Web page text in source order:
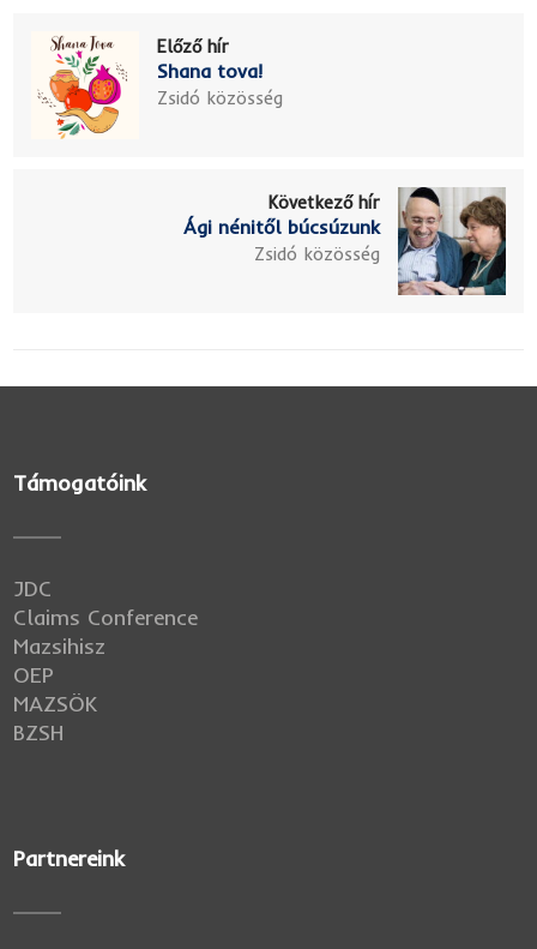
Előző hír
Shana tova!
Zsidó közösség
Következő hír
Ági nénitől búcsúzunk
Zsidó közösség
Támogatóink
JDC
Claims Conference
Mazsihisz
OEP
MAZSÖK
BZSH
Partnereink